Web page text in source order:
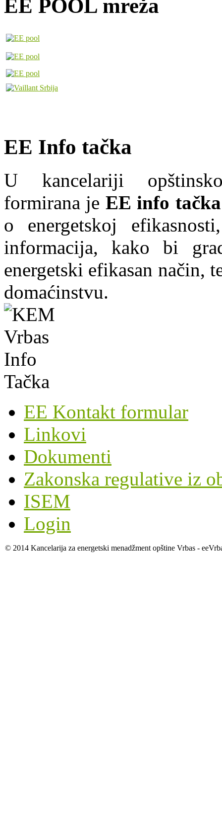
EE POOL mreža
EE Info tačka
U kancelariji
formirana je EE info tačka
o energetskoj
informacija, kako bi
energetski efikasan način,
domaćinstvu.
EE Kontakt formular
Linkovi
Dokumenti
Zakonska regulative iz
ISEM
Login
© 2014 Kancelarija za energetski menadžment opštine Vrbas -